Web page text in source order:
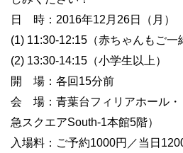
日 時： 2016年12 月 26日（月）
(1) 11:30-12:15 （赤ちゃんもご一
(2) 13:30-14:15 （小学生以上）
開 場：各回 15分前
会 場：青葉台フィリアホール・
急スクエアSouth-1本館5階）
入場料：ご予約1000円／当日